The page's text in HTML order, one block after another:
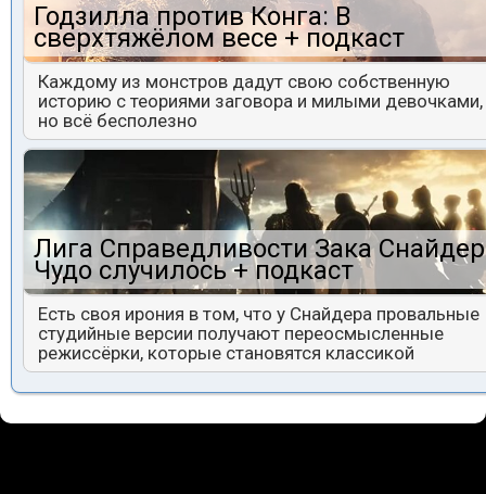
Годзилла против Конга: В
сверхтяжёлом весе + подкаст
Каждому из монстров дадут свою собственную
историю с теориями заговора и милыми девочками,
но всё бесполезно
Лига Справедливости Зака
Чудо случилось + подкаст
Есть своя ирония в том, что у Снайдера провальные
студийные версии получают переосмысленные
режиссёрки, которые становятся классикой